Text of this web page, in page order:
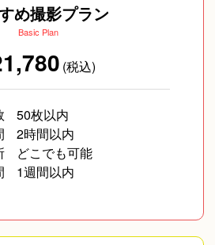
め撮影プラン
Basic Plan
(税込)
50枚以内
2時間以内
どこでも可能
1週間以内